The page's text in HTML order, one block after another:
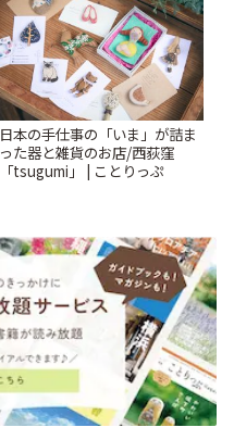
日本の手仕事の「いま」が詰ま
った器と雑貨のお店/西荻窪
「tsugumi」 | ことりっぷ